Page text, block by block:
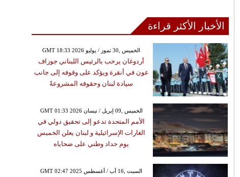
الأخبار الأكثر قراءة
GMT 18:33 2026 الخميس ,30 تموز / يوليو
أردوغان يرحب بالرئيس اللبناني جوزاف
عون في أنقرة ويؤكد على وقوفه إلى جانب
سيادة لبنان وحقوقه المشروعةً
GMT 01:33 2026 الخميس ,09 إبريل / نيسان
الأمم المتحدة تدعو إلى تحقيق دولي في
الغارات الإسرائيلية و لبنان يعلن الخميس
يوم حداد وطني على ضحاياه
GMT 02:47 2025 السبت ,16 آب / أغسطس